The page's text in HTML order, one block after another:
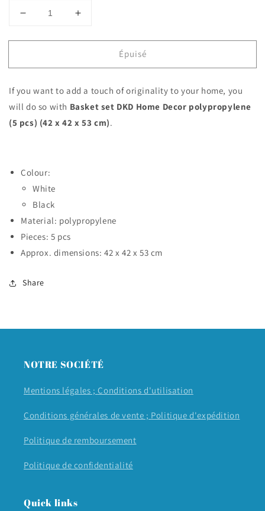
Réduire
quantité
Basket
DKD
Home
Decor
polypropylene
(42
x
42
x
53
Augmenter
quantité
Basket
DKD
Home
Decor
polypropylene
53
Épuisé
If you want to add a touch of originality to your home, you
will do so with Basket set DKD Home Decor polypropylene
(5 pcs) (42 x 42 x 53 cm).
Colour:
White
Black
Material: polypropylene
Pieces: 5 pcs
Approx. dimensions: 42 x 42 x 53 cm
Share
NOTRE SOCIÉTÉ
Mentions légales ;Conditions d'utilisation
Conditions générales de vente ; Politique d'expédition
Politique de remboursement
Politique de confidentialité
Quick links